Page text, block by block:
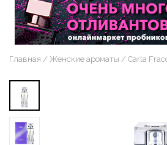
Главная Женские ароматы Carla